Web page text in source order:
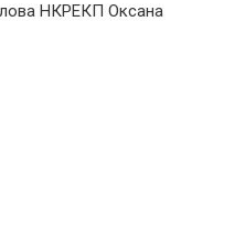
НКРЕКП Оксана